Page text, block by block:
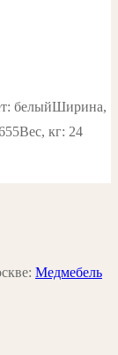
белыйШирина,
кг: 24
Медмебель